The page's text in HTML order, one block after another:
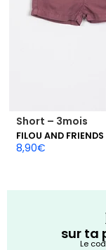
Short – 3mois
FILOU AND FRIENDS
8,90€
sur ta
Le